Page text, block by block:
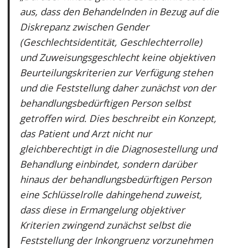
aus, dass den Behandelnden in Bezug auf die
Diskrepanz zwischen Gender
(Geschlechtsidentität, Geschlechterrolle)
und Zuweisungsgeschlecht keine objektiven
Beurteilungskriterien zur Verfügung stehen
und die Feststellung daher zunächst von der
behandlungsbedürftigen Person selbst
getroffen wird. Dies beschreibt ein Konzept,
das Patient und Arzt nicht nur
gleichberechtigt in die Diagnosestellung und
Behandlung einbindet, sondern darüber
hinaus der behandlungsbedürftigen Person
eine Schlüsselrolle dahingehend zuweist,
dass diese in Ermangelung objektiver
Kriterien zwingend zunächst selbst die
Feststellung der Inkongruenz vorzunehmen